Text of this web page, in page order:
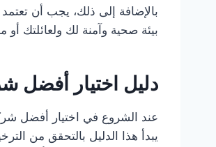
بالإضافة إلى ذلك، يجب أن
بيئة صحية وآمنة لك ولعائلتك
دليل اختيار أفضل
عند الشروع في اختيار أفضل
يبدأ هذا الدليل بالتحقق من